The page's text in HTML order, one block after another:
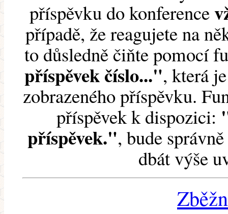
příspěvku do konference
případě, že reagujete na
to důsledně čiňte pomocí
příspěvek číslo...", která
zobrazeného příspěvku.
příspěvek k dispozici:
příspěvek.", bude
dbát výše